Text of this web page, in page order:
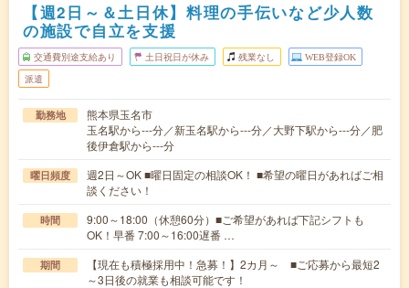
【週2日～＆土日休】料理の手伝いなど少人数
の施設で自立を支援
交通費別途支給あり 土日祝日が休み 残業なし WEB登録OK
派遣
勤務地
熊本県玉名市
玉名駅から---分／新玉名駅から---分／大野下駅から---分／肥
後伊倉駅から---分
曜日頻度
週2日～OK ■曜日固定の相談OK！ ■希望の曜日があればご相
談ください！
時間
9:00～18:00（休憩60分）■ご希望があれば下記シフトも
OK！早番 7:00～16:00遅番 …
期間
【現在も積極採用中！急募！】2カ月～ ■ご応募から最短2
～3日後の就業も相談可能です！